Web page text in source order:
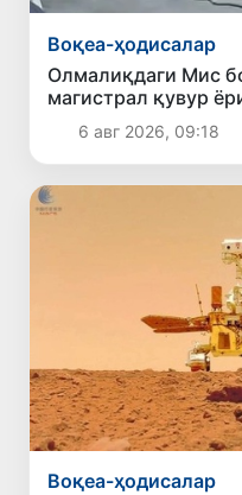
Воқеа-ҳодисалар
Олмалиқдаги Мис
магистрал қувур
6 авг 2026, 09:18
Воқеа-ҳодисалар